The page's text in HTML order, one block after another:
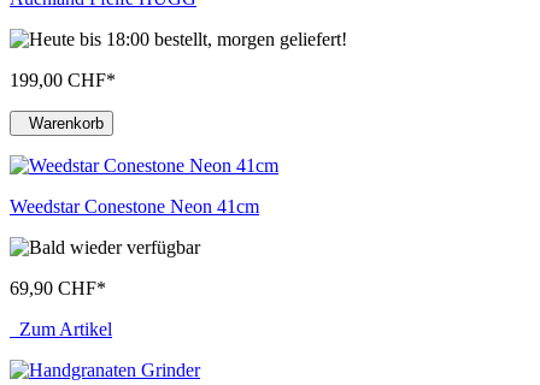
199,00 CHF*
Warenkorb
Weedstar Conestone Neon 41cm
69,90 CHF*
Zum Artikel